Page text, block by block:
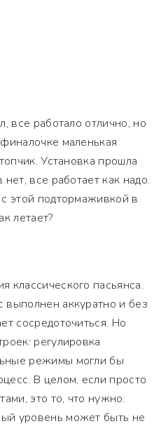
все работало отлично, но
маленькая
Установка прошла
все работает как надо.
этой подтормаживкой в
летает?
классического пасьянса.
аккуратно и без
сосредоточиться. Но
регулировка
режимы могли бы
В целом, если просто
это то, что нужно.
уровень может быть не